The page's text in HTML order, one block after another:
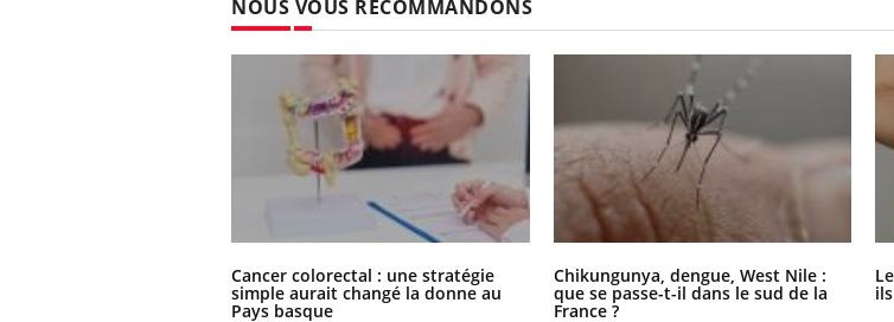
NOUS VOUS RECOMMANDONS
Cancer colorectal : une stratégie
simple aurait changé la donne au
Pays basque
Chikungunya, dengue, West Nile :
que se passe-t-il dans le sud de la
France ?